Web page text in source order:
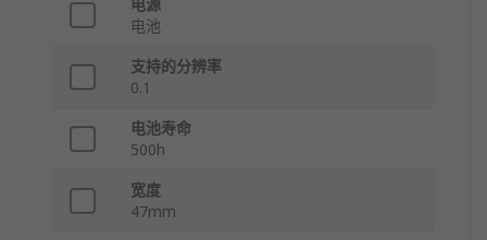
电源
电池
支持的分辨率
0.1
电池寿命
500h
宽度
47mm